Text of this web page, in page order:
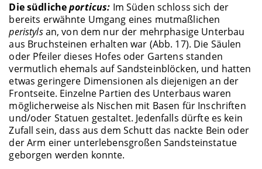
Die südlicheporticus: Im Süden schloss sich der
bereits erwähnte Umgang eines mutmaßlichen
peristylsan, von dem nur der mehrphasige Unterbau
aus Bruchsteinen erhalten war (Abb. 17). Die Säulen
oder Pfeiler dieses Hofes oder Gartens standen
vermutlich ehemals auf Sandsteinblöcken, und hatten
etwas geringere Dimensionen als diejenigen an der
Frontseite. Einzelne Partien des Unterbaus waren
möglicherweise als Nischen mit Basen für Inschriften
und/oder Statuen gestaltet. Jedenfalls dürfte es kein
Zufall sein, dass aus dem Schutt das nackte Bein oder
der Arm einer unterlebensgroßen Sandsteinstatue
geborgen werden konnte.